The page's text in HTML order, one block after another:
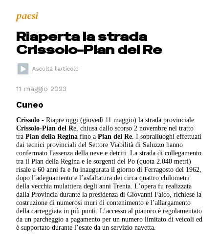
paesi
Riaperta la strada
Crissolo-Pian del Re
11 maggio 2023
Cuneo
Crissolo - Riapre oggi (giovedì 11 maggio) la strada provinciale
Crissolo-Pian del Re, chiusa dallo scorso 2 novembre nel tratto
traPian della Regina fino aPian del Re. I sopralluoghi effettuati
dai tecnici provinciali del Settore Viabilità di Saluzzo hanno
confermato l'assenza della neve e detriti. La strada di collegamento
tra il Pian della Regina e le sorgenti del Po (quota 2.040 metri)
risale a 60 anni fa e fu inaugurata il giorno di Ferragosto del 1962,
dopo l’adeguamento e l’asfaltatura dei circa quattro chilometri
della vecchia mulattiera degli anni Trenta. L’opera fu realizzata
dalla Provincia durante la presidenza di Giovanni Falco, richiese la
costruzione di numerosi muri di contenimento e l’allargamento
della carreggiata in più punti. L’accesso al pianoro è regolamentato
da un parcheggio a pagamento per un numero limitato di veicoli ed
è supportato durante l’esate da un servizio navetta.